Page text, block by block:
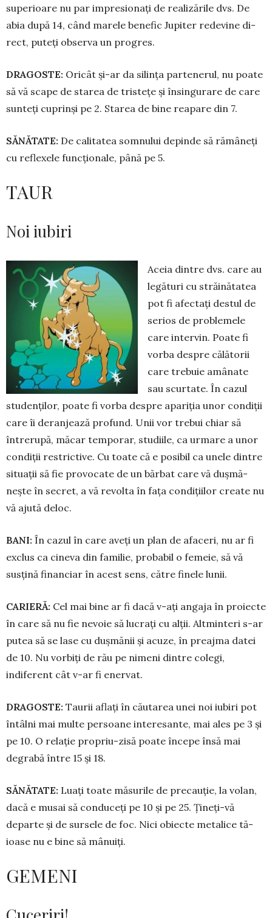
su­pe­rioa­re nu par impresionați de reali­ză­rile dvs. De
abia după 14, când ma­rele benefic Jupiter redevine di­
rect, puteți observa un progres.
DRAGOSTE: Oricât și-ar da si­lința partenerul, nu poa­te
să vă scape de starea de tris­tețe și însingurare de care
sunteți cu­prinși pe 2. Starea de bine rea­pa­re din 7.
SĂNĂTATE: De calitatea som­nului depinde să ră­mâneți
cu reflexele funcționale, pâ­nă pe 5.
TAUR
Noi iubiri
Aceia dintre dvs. care au
legături cu străinătatea
pot fi afectați destul de
serios de pro­ble­mele
care intervin. Poate fi
vorba des­pre călătorii
care trebuie amânate
sau scur­tate. În cazul
studenților, poa­te fi vorba des­pre apariția unor con­­di­ții
care îi de­ran­jează profund. Unii vor trebui chiar să
întrerupă, mă­car tem­porar, studiile, ca urmare a u­nor
con­diții restrictive. Cu toate că e po­sibil ca unele dintre
si­tua­ții să fie provocate de un bărbat care vă duș­mă­
nește în secret, a vă revolta în fața condițiilor create nu
vă ajută deloc.
BANI: În cazul în care aveți un plan de afaceri, nu ar fi
ex­clus ca cineva din familie, probabil o femeie, să vă
susțină financiar în acest sens, către finele lunii.
CARIERĂ: Cel mai bine ar fi dacă v-ați angaja în proiecte
în care să nu fie nevoie să lucrați cu al­ții. Altminteri s-ar
putea să se lase cu dușmănii și acuze, în preajma datei
de 10. Nu vorbiți de rău pe nimeni din­tre colegi,
indiferent cât v-ar fi enervat.
DRAGOSTE: Taurii aflați în cău­tarea unei noi iubiri pot
întâlni mai multe persoane inte­re­sante, mai ales pe 3 și
pe 10. O relație propriu-zisă poate începe însă mai
degrabă între 15 și 18.
SĂNĂTATE: Luați toate măsurile de precauție, la vo­lan,
dacă e musai să conduceți pe 10 și pe 25. Țineți-vă
departe și de sur­sele de foc. Nici obiecte metalice tă­
ioa­se nu e bine să mânuiți.
GEMENI